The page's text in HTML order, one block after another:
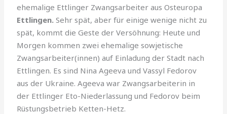
ehemalige Ettlinger Zwangsarbeiter aus Osteuropa
Ettlingen.Sehr spät, aber für einige wenige nicht zu
spät, kommt die Geste der Versöhnung: Heute und
Morgen kommen zwei ehemalige sowjetische
Zwangsarbeiter(innen) auf Einladung der Stadt nach
Ettlingen. Es sind Nina Ageeva und Vassyl Fedorov
aus der Ukraine. Ageeva war Zwangsarbeiterin in
der Ettlinger Eto-Niederlassung und Fedorov beim
Rüstungsbetrieb Ketten-Hetz.